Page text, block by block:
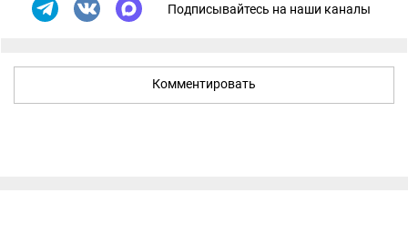
Подписывайтесь на наши каналы
Комментировать